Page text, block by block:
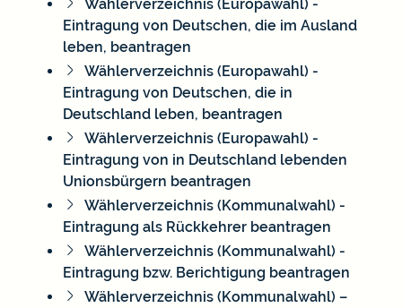
Wählerverzeichnis (Europawahl) -
Eintragung von Deutschen, die im Ausland
leben, beantragen
Wählerverzeichnis (Europawahl) -
Eintragung von Deutschen, die in
Deutschland leben, beantragen
Wählerverzeichnis (Europawahl) -
Eintragung von in Deutschland lebenden
Unionsbürgern beantragen
Wählerverzeichnis (Kommunalwahl) -
Eintragung als Rückkehrer beantragen
Wählerverzeichnis (Kommunalwahl) -
Eintragung bzw. Berichtigung beantragen
Wählerverzeichnis (Kommunalwahl) –